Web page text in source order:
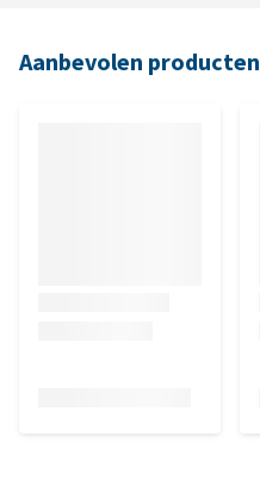
Aanbevolen producten